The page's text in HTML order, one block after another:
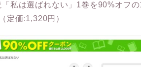
私は選ばれない」1巻を90%オフの
定価:1,320円）